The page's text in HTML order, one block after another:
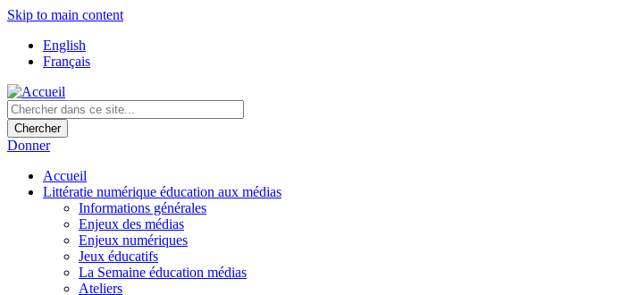
Skip to main content
English
Français
Donner
Accueil
Littératie numérique éducation aux médias
Informations générales
Enjeux des médias
Enjeux numériques
Jeux éducatifs
La Semaine éducation médias
Ateliers